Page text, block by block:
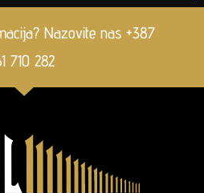
Nazovite nas +387
710 282